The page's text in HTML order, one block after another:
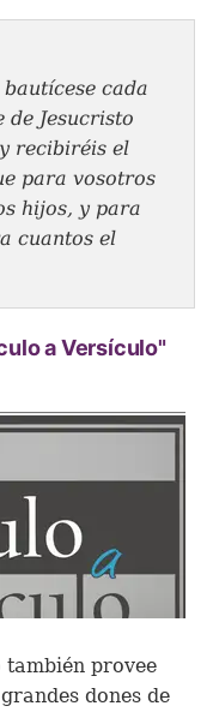
cada
de Jesucristo
recibiréis el
para vosotros
hijos, y para
cuantos el
a Versículo"
también provee
dones de